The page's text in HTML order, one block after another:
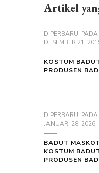
Artikel
DIPERBARUI PADA
DESEMBER 21,
KOSTUM
PRODUSEN
DIPERBARUI PADA
JANUARI 28, 2026
BADUT MASKOT
KOSTUM
PRODUSEN